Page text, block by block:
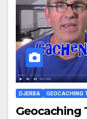
DJERBA GEOCACHING
Geocaching